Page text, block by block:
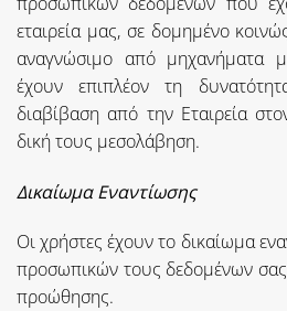
εταιρεία μας, σε δομημένο
αναγνώσιμο από μηχανήματα
έχουν επιπλέον τη
διαβίβαση από την Εταιρεία
δική τους μεσολάβηση.
Δικαίωμα Εναντίωσης
Οι χρήστες έχουν το δικαίωμα
προσωπικών τους δεδομένων
προώθησης.